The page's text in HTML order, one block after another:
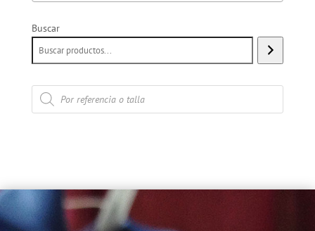
Buscar
Búsqueda
de
productos